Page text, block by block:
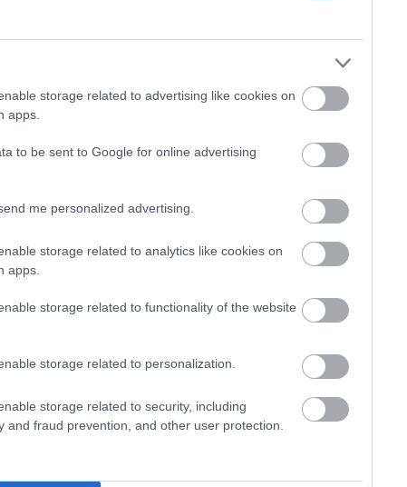
storage related to advertising like cookies on
apps.
to be sent to Google for online advertising
me personalized advertising.
storage related to analytics like cookies on
apps.
storage related to functionality of the website
storage related to personalization.
storage related to security, including
and fraud prevention, and other user protection.
átnézi
nem érdekel, azoknak elég annyit mondani idén is,
, majd mélyedjenek el a Tag Managerrel
videókban, és szánják rá 2014-et arra, hogy hozzák be a
fő csapásiránya a Google Tag Manager, a fejlett
a prediktív analitika, a szerver oldali analitika, a
vs. privacy, valamint az adatvizualizáció, a blackhat
ban történő mérési lehetőségei voltak.